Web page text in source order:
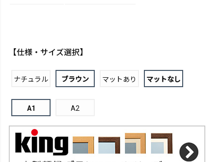
【仕様・サイズ選択】
ナチュラル ブラウン マットあり マットなし
A1 A2